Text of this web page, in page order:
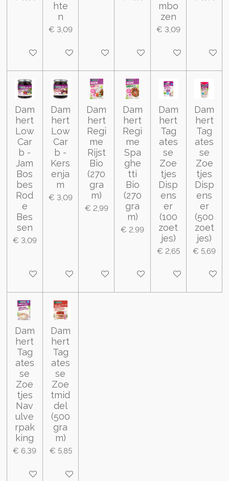
In winkelwagen
hte
n
€ 3,09
In winkelwagenIn winkelwagenIn winkelwagen
mbo
zen
€ 3,09
In winkelwagen
In
Dam
hert
Low
Car
b -
Jam
Bos
bes
Rod
e
Bes
sen
€ 3,09
In winkelwagen
Dam
hert
Low
Car
b -
Kers
enja
m
€ 3,09
In winkelwagen
Dam
hert
Regi
me
Rijst
Bio
(270
gra
m)
€ 2,99
In winkelwagen
Dam
hert
Regi
me
Spa
ghe
tti
Bio
(270
gra
m)
€ 2,99
In winkelwagen
Dam
hert
Tag
ates
se
Zoe
tjes
Disp
ens
er
(100
zoet
jes)
€ 2,65
In winkelwagen
Dam
hert
Tag
ates
se
Zoe
tjes
Disp
ens
er
(500
zoet
jes)
€ 5,69
In
Dam
hert
Tag
ates
se
Zoe
tjes
Nav
ulve
rpak
king
€ 6,39
In winkelwagen
Dam
hert
Tag
ates
se
Zoe
tmid
del
(500
gra
m)
€ 5,85
In winkelwagen